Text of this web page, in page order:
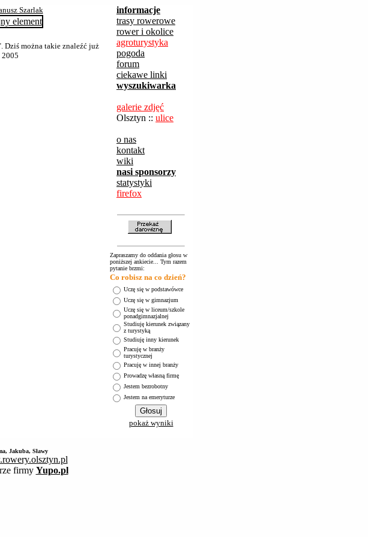
Szarlak
Dziś można takie znaleźć już
informacje
trasy rowerowe
rower i okolice
agroturystyka
pogoda
forum
ciekawe linki
wyszukiwarka
galerie zdjęć
Olsztyn :: ulice
o nas
kontakt
wiki
nasi sponsorzy
statystyki
firefox
Zapraszamy do oddania głosu w
poniższej ankiecie... Tym razem
pytanie brzmi:
Co robisz na co dzień?
Uczę się w podstawówce
Uczę się w gimnazjum
Uczę się w liceum/szkole
ponadgimnazjalnej
Studiuję kierunek związany
z turystyką
Studiuję inny kierunek
Pracuję w branży
turystycznej
Pracuję w innej branży
Prowadzę własną firmę
Jestem bezrobotny
Jestem na emeryturze
pokaż wyniki
Jakuba, Sławy
firmy Yupo.pl